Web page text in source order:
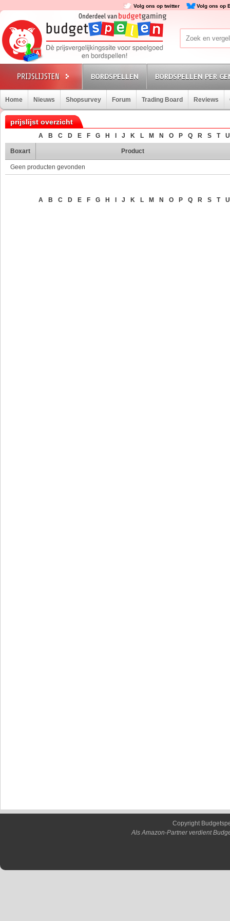
Volg ons op twitter Volg ons op
BORDSPELLEN BORDSPELLEN PER
Home Nieuws Shopsurvey Forum Trading Board Reviews
prijslijst overzicht
A B C D E F G H J K L M N O P Q R S T U
Boxart Product
Geen producten gevonden
A B C D E F G H J K L M N O P Q R S T U
Copyright
Als Amazon-Partner verdient